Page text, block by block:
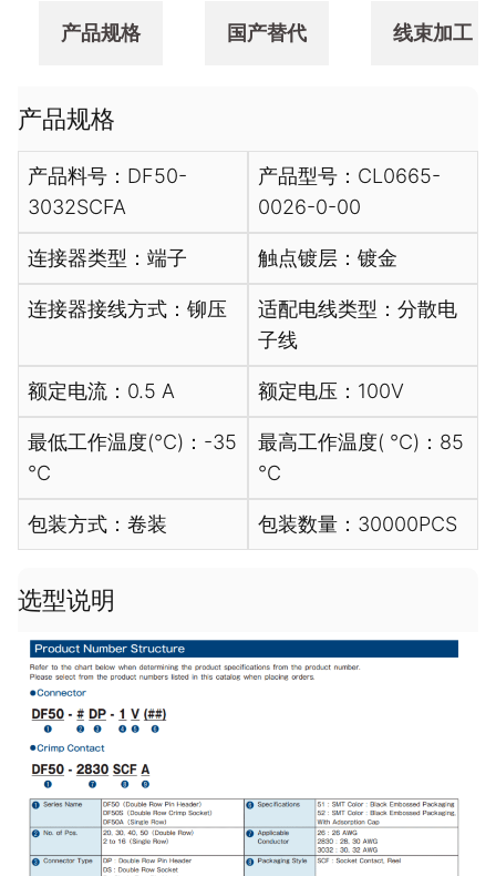
产品规格 国产替代 线束加工
产品规格
产品料号：DF50-
3032SCFA
产品型号：CL0665-
0026-0-00
连接器类型：端子 触点镀层：镀金
连接器接线方式：铆压
适配电线类型：分散电
子线
额定电流：0.5 A 额定电压：100V
最低工作温度(℃)：-35
℃
最高工作温度( ℃)：85
℃
包装方式：卷装 包装数量：30000PCS
选型说明